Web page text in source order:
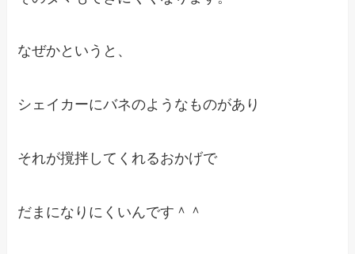
なぜかというと、
シェイカーにバネのようなものがあり
それが撹拌してくれるおかげで
だまになりにくいんです＾＾